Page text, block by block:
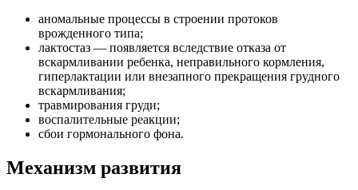
аномальные процессы в строении протоков
врожденного типа;
лактостаз — появляется вследствие отказа от
вскармливании ребенка, неправильного кормления,
гиперлактации или внезапного прекращения грудного
вскармливания;
травмирования груди;
воспалительные реакции;
сбои гормонального фона.
Механизм развития